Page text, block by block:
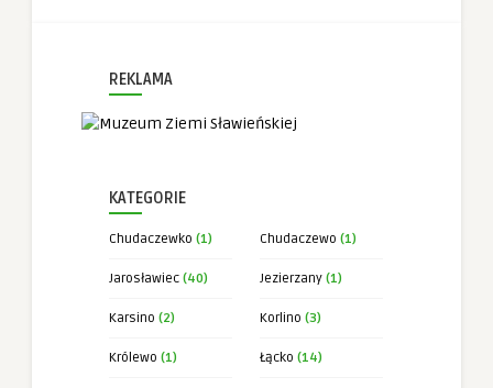
REKLAMA
KATEGORIE
Chudaczewko (1) Chudaczewo (1)
Jarosławiec (40) Jezierzany (1)
Karsino (2) Korlino (3)
Królewo (1) Łącko (14)